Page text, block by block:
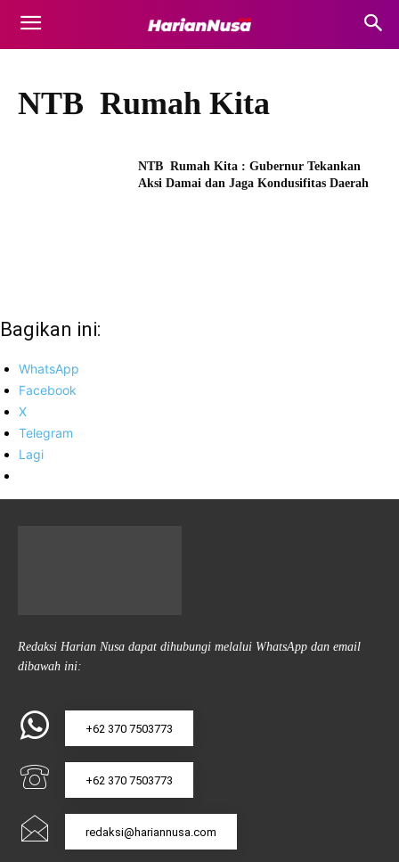
NTB Rumah Kita
NTB Rumah Kita : Gubernur Tekankan
Aksi Damai dan Jaga Kondusifitas Daerah
Bagikan ini:
WhatsApp
Facebook
X
Telegram
Lagi
Redaksi Harian Nusa dapat dihubungi melalui WhatsApp dan email
dibawah ini:
+62 370 7503773
+62 370 7503773
redaksi@hariannusa.com